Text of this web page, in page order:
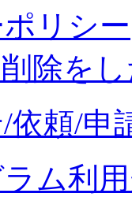
リシー
除を
依頼/申
ム利